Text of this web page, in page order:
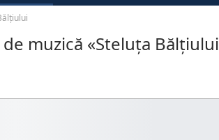
muzică «Steluța Bălțiului